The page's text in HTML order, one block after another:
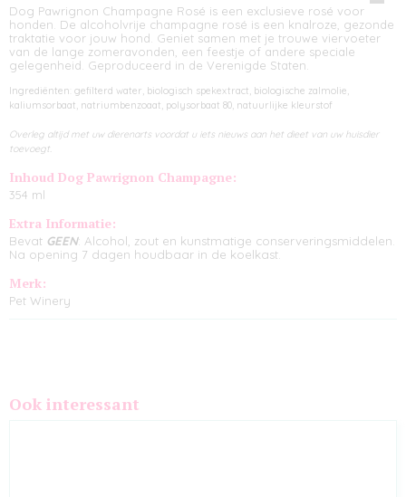
Dog Pawrignon Champagne Rosé is een exclusieve rosé voor
honden. De alcoholvrije champagne rosé is een knalroze, gezonde
traktatie voor jouw hond. Geniet samen met je trouwe viervoeter
van de lange zomeravonden, een feestje of andere speciale
gelegenheid. Geproduceerd in de Verenigde Staten.
Ingrediënten: gefilterd water, biologisch spekextract, biologische zalmolie,
kaliumsorbaat, natriumbenzoaat, polysorbaat 80, natuurlijke kleurstof
Overleg altijd met uw dierenarts voordat u iets nieuws aan het dieet van uw huisdier
toevoegt.
Inhoud Dog Pawrignon Champagne:
354 ml
Extra Informatie:
Bevat GEEN: Alcohol, zout en kunstmatige conserveringsmiddelen.
Na opening 7 dagen houdbaar in de koelkast.
Merk:
Pet Winery
Ook interessant